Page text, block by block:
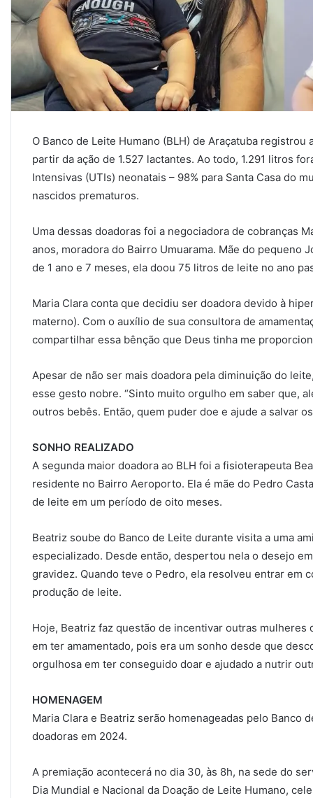
O Banco de Leite Humano (BLH) de Araçatuba
partir da ação de 1.527 lactantes. Ao todo, 1.291 litros
Intensivas (UTIs) neonatais – 98% para Santa Casa do
nascidos prematuros.
Uma dessas doadoras foi a negociadora de cobranças
anos, moradora do Bairro Umuarama. Mãe do pequeno
de 1 ano e 7 meses, ela doou 75 litros de leite no ano
Maria Clara conta que decidiu ser doadora devido à
materno). Com o auxílio de sua consultora de
compartilhar essa bênção que Deus tinha me
Apesar de não ser mais doadora pela diminuição do
esse gesto nobre. “Sinto muito orgulho em saber que,
outros bebês. Então, quem puder doe e ajude a salvar
SONHO REALIZADO
A segunda maior doadora ao BLH foi a fisioterapeuta
residente no Bairro Aeroporto. Ela é mãe do Pedro
de leite em um período de oito meses.
Beatriz soube do Banco de Leite durante visita a uma
especializado. Desde então, despertou nela o desejo
gravidez. Quando teve o Pedro, ela resolveu entrar em
produção de leite.
Hoje, Beatriz faz questão de incentivar outras mulheres
em ter amamentado, pois era um sonho desde que
orgulhosa em ter conseguido doar e ajudado a nutrir
HOMENAGEM
Maria Clara e Beatriz serão homenageadas pelo Banco
doadoras em 2024.
A premiação acontecerá no dia 30, às 8h, na sede do
Dia Mundial e Nacional da Doação de Leite Humano,